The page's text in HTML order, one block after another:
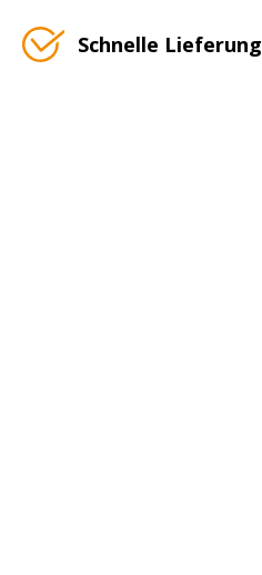
Schnelle Lieferung